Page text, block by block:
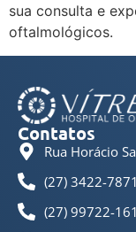
sua consulta e
oftalmológicos.
Contatos
Rua Horácio
(27) 3422-7871
(27) 99722-